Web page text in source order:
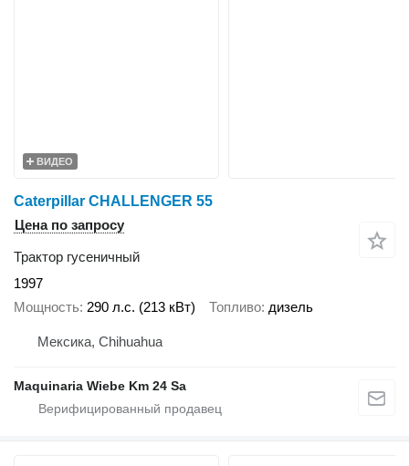
ВИДЕО
Caterpillar CHALLENGER 55
Цена по запросу
Трактор гусеничный
1997
Мощность 290 л.с. (213 кВт) Топливо дизель
Мексика, Chihuahua
Maquinaria Wiebe Km 24 Sa